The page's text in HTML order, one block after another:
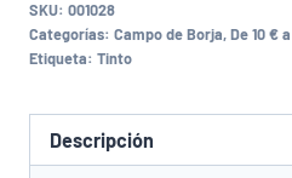
SKU: 001028
Categorías: Campo de Borja,De 10 €
Etiqueta: Tinto
Descripción